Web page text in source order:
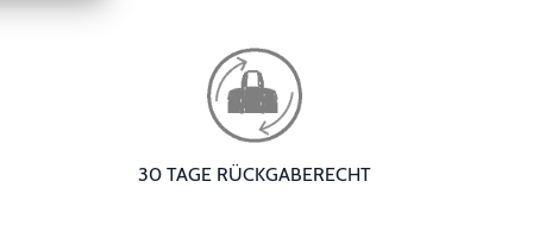
30 TAGE RÜCKGABERECHT